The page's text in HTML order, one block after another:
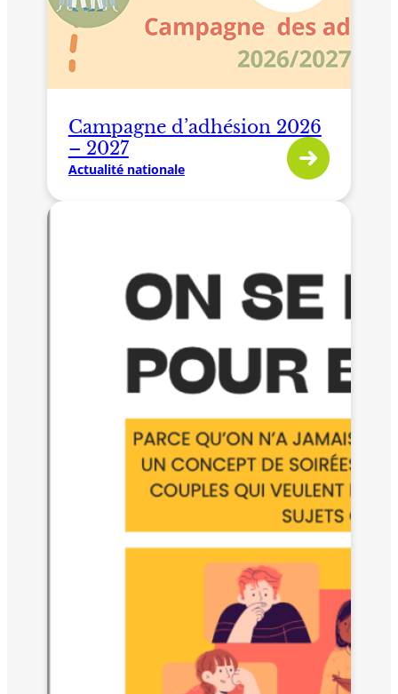
Campagne d’adhésion 2026
– 2027
Actualité nationale